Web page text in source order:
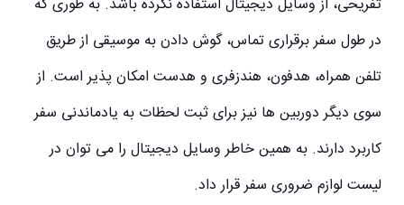
تفریحی، از وسایل دیجیتال استفاده نکرده باشد. به طوری که
در طول سفر برقراری تماس، گوش دادن به موسیقی از طریق
تلفن همراه، هدفون، هندزفری و هدست امکان پذیر است. از
سوی دیگر دوربین ها نیز برای ثبت لحظات به یادماندنی سفر
کاربرد دارند. به همین خاطر وسایل دیجیتال را می توان در
لیست لوازم ضروری سفر قرار داد.